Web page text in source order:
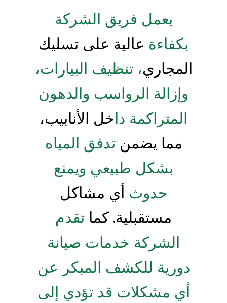
يعمل فريق الشركة
بكفاءة عالية على تسليك
المجاري، تنظيف البيارات،
وإزالة الرواسب والدهون
المتراكمة داخل الأنابيب،
مما يضمنتدفق المياه
بشكل طبيعي ويمنع
حدوث أي مشاكل
مستقبلية. كما تقدم
الشركة خدمات صيانة
دورية للكشف المبكر عن
أي مشكلات قد تؤدي إلى